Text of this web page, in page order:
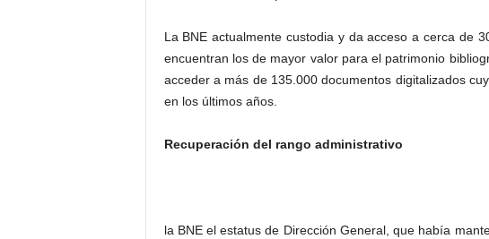
La BNE actualmente custodia y da acceso a cerca de
encuentran los de mayor valor para el patrimonio
acceder a más de 135.000 documentos digitalizados
en los últimos años.
Recuperación del rango administrativo
la BNE el estatus de Dirección General, que había